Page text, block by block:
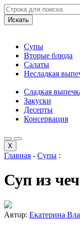
Искать
Супы
Вторые блюда
Салаты
Несладкая
Сладкая
Закуски
Десерты
Консервация
X
Главная - Супы :
Суп из
Автор: Екатерина